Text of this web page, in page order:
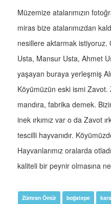
Müzemize atalarımızın
miras bize atalarımızdan
nesillere aktarmak istiyoruz.
Usta, Mansur Usta, Ahmet
yaşayan buraya yerleşmiş
Köyümüzün eski ismi
mandıra, fabrika demek.
inek ırkımız var o da Zavot
tescilli hayvanıdır.
Hayvanlarımız oralarda
kaliteli bir peynir olmasına
Zümran Ömür boğatepe kars